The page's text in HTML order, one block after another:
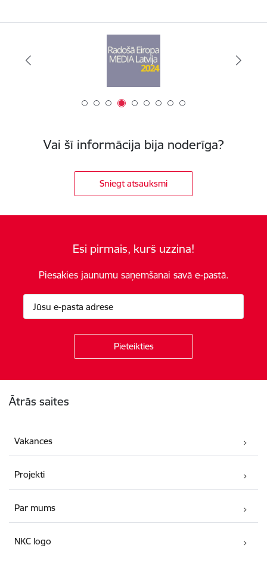
Vai šī informācija bija noderīga?
Sniegt atsauksmi
Esi pirmais, kurš uzzina!
Piesakies jaunumu saņemšanai savā e-pastā.
Ātrās saites
Vakances
Projekti
Par mums
NKC logo